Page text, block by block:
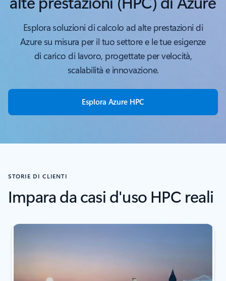
Esplora soluzioni di calcolo ad alte prestazioni di
Azure su misura per il tuo settore e le tue esigenze
di carico di lavoro, progettate per velocità,
scalabilità e innovazione.
Esplora Azure HPC
STORIE DI CLIENTI
Impara da casi d'uso HPC reali
Visualizzazione della diapositiva 1 di 2